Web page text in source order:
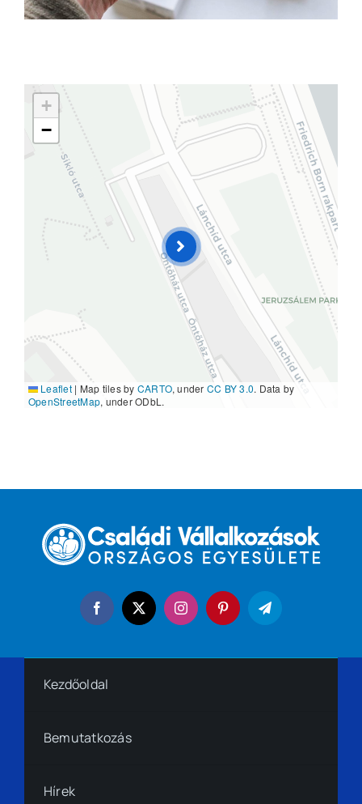
+
−
Leaflet | Map tiles by CARTO, under CC BY 3.0. Data by
OpenStreetMap, under ODbL.
Kezdőoldal
Bemutatkozás
Hírek